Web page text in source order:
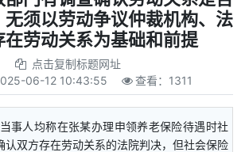
须以劳动争议仲裁机构、法
在劳动关系为基础和前提
点击复制标题网址
06-12 10:43:55 查看： 1311
事人均称在张某办理申领养老保险待遇时社
认双方存在劳动关系的法院判决，但社会保险